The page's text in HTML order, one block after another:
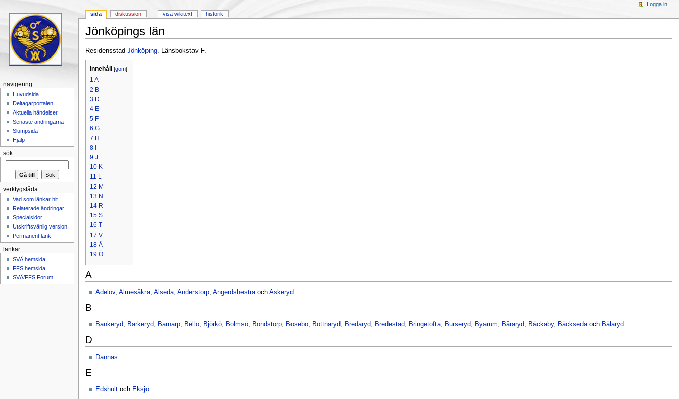
Jönköpings län
Residensstad Jönköping. Länsbokstav F.
Innehåll [göm]
1 A
2 B
3 D
4 E
5 F
6 G
7 H
8 I
9 J
10 K
11 L
12 M
13 N
14 R
15 S
16 T
17 V
18 Å
19 Ö
A
Adelöv, Almesåkra, Alseda, Anderstorp, Angerdshestraoch Askeryd
B
Bankeryd, Barkeryd, Barnarp, Bellö, Björkö, Bolmsö, Bondstorp, Bosebo, Bottnaryd, Bredaryd, Bredestad, Bringetofta, Burseryd, Byarum, Båraryd, Bäckaby, Bäcksedaoch Bälaryd
D
Dannäs
E
Edshultoch Eksjö
sida diskussion visa wikitext historik
Logga in
navigering
Huvudsida
Deltagarportalen
Aktuella händelser
Senaste ändringarna
Slumpsida
Hjälp
sök
verktygslåda
Vad som länkar hit
Relaterade ändringar
Specialsidor
Utskriftsvänlig version
Permanent länk
länkar
SVÄ hemsida
FFS hemsida
SVÄ/FFS Forum